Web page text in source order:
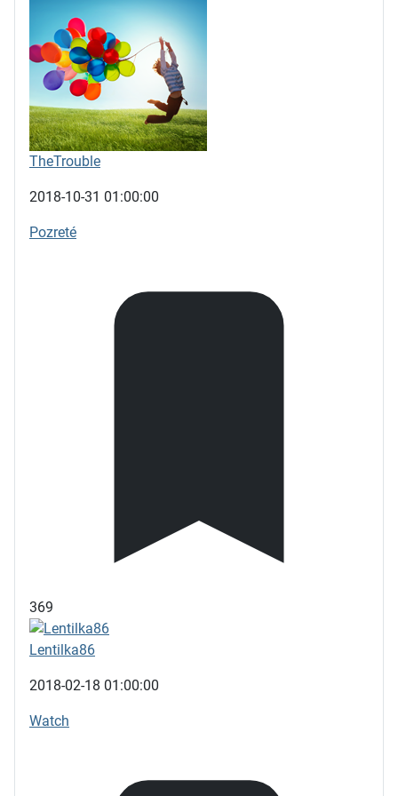
TheTrouble
2018-10-31 01:00:00
Pozreté
369
Lentilka86
2018-02-18 01:00:00
Watch